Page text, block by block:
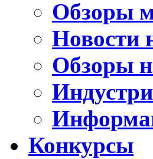
Обзоры
Новости
Обзоры
Конкурсы